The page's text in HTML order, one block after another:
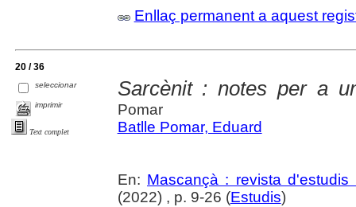
Enllaç permanent a aquest
20 / 36
seleccionar
imprimir
Text complet
Sarcènit : notes per a
Pomar
Batlle Pomar, Eduard
En: Mascançà : revista
(2022) , p. 9-26 (Estudis)